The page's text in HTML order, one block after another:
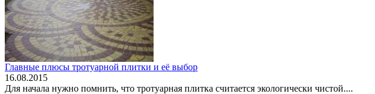
Главные плюсы тротуарной плитки и её выбор
16.08.2015
Для начала нужно помнить, что тротуарная плитка считается экологически чистой....